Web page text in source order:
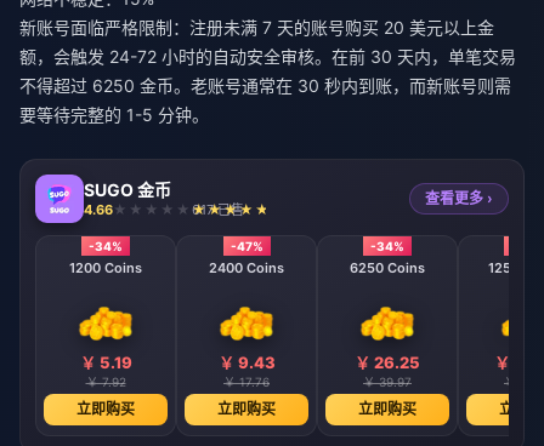
新账号面临严格限制：注册未满 7 天的账号购买 20 美元以上金
额，会触发 24-72 小时的自动安全审核。在前 30 天内，单笔交易
不得超过 6250 金币。老账号通常在 30 秒内到账，而新账号则需
要等待完整的 1-5 分钟。
SUGO 金币
4.66 617 已售
查看更多 ›
-34%
1200 Coins
￥ 5.19
￥ 7.92
立即购买
-47%
2400 Coins
￥ 9.43
￥ 17.76
立即购买
-34%
6250 Coins
￥ 26.25
￥ 39.97
立即购买
12500
￥
￥
立即